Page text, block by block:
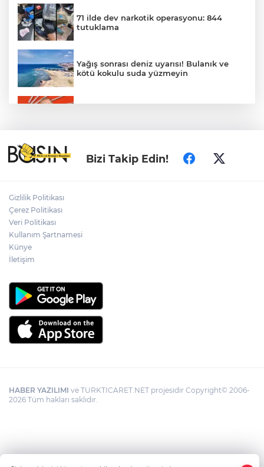
71 ilde dev narkotik operasyonu: 844
tutuklama
Yağış sonrası deniz uyarısı! Bulanık ve
kötü kokulu suda yüzmeyin
Türkiye ile Vietnam arasında 'hava'da
yeni dönem... Sefer kapasitesi artırıldı
Bizi Takip Edin!
Gizlilik Politikası
Çerez Politikası
Veri Politikası
Kullanım Şartnamesi
Künye
İletişim
HABER YAZILIMI ve TURKTICARET.NET projesidir Copyright© 2006-
2026 Tüm hakları saklıdır.